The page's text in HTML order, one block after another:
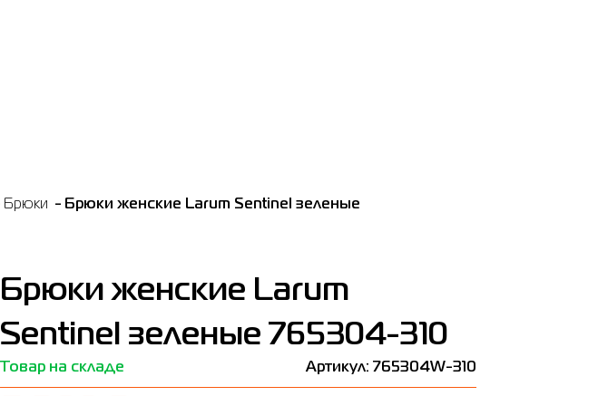
Брюки Брюки женские Larum Sentinel зеленые
Брюки женские Larum
Sentinel зеленые 765304-310
Товар на складе Артикул: 765304W-310